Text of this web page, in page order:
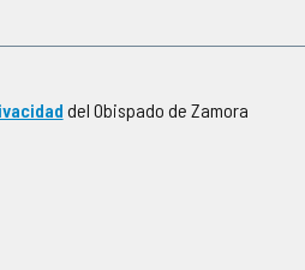
del Obispado de Zamora